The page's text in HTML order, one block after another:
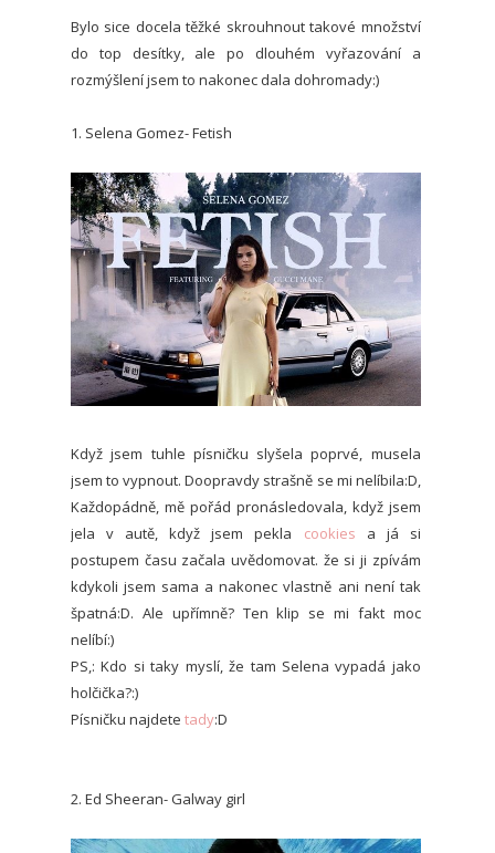
Bylo sice docela těžké skrouhnout takové množství
do top desítky, ale po dlouhém vyřazování a
rozmýšlení jsem to nakonec dala dohromady:)
1. Selena Gomez- Fetish
Když jsem tuhle písničku slyšela poprvé, musela
jsem to vypnout. Doopravdy strašně se mi nelíbila:D,
Každopádně, mě pořád pronásledovala, když jsem
jela v autě, když jsem pekla cookies
a já si
postupem času začala uvědomovat. že si ji zpívám
kdykoli jsem sama a nakonec vlastně ani není tak
špatná:D. Ale upřímně? Ten klip se mi fakt moc
nelíbí:)
PS,: Kdo si taky myslí, že tam Selena vypadá jako
holčička?:)
Písničku najdete tady:D
2. Ed Sheeran- Galway girl